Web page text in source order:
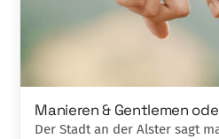
Manieren & Gentlemen
Der Stadt an der Alster sagt